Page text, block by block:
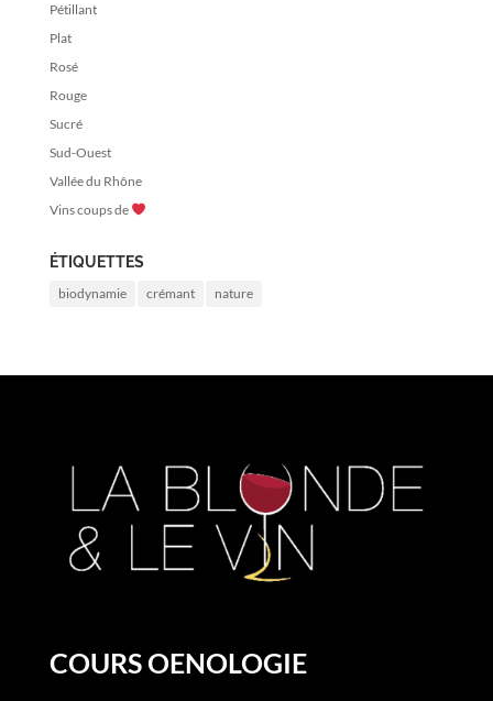
Pétillant
Plat
Rosé
Rouge
Sucré
Sud-Ouest
Vallée du Rhône
Vins coups de
ÉTIQUETTES
biodynamie crémant nature
COURS OENOLOGIE